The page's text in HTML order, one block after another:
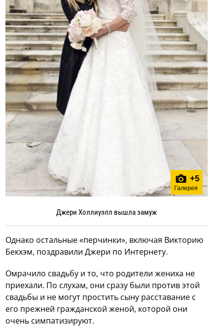
+5
Галерея
Джери Холлиуэлл вышла замуж
Однако остальные «перчинки», включая Викторию
Бекхэм, поздравили Джери по Интернету.
Омрачило свадьбу и то, что родители жениха не
приехали. По слухам, они сразу были против этой
свадьбы и не могут простить сыну расставание с
его прежней гражданской женой, которой они
очень симпатизируют.